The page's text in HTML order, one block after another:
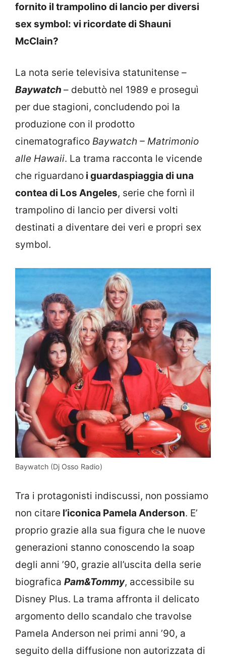
fornito il trampolino di lancio per diversi
sex symbol: vi ricordate di Shauni
McClain?
La nota serie televisiva statunitense –
Baywatch – debuttò nel 1989 e proseguì
per due stagioni, concludendo poi la
produzione con il prodotto
cinematografico Baywatch – Matrimonio
alle Hawaii. La trama racconta le vicende
che riguardano i guardaspiaggia di una
contea di Los Angeles, serie che fornì il
trampolino di lancio per diversi volti
destinati a diventare dei veri e propri sex
symbol.
Baywatch (Dj Osso Radio)
Tra i protagonisti indiscussi, non possiamo
non citare l’iconica Pamela Anderson. E’
proprio grazie alla sua figura che le nuove
generazioni stanno conoscendo la soap
degli anni ’90, grazie all’uscita della serie
biografica Pam&Tommy, accessibile su
Disney Plus. La trama affronta il delicato
argomento dello scandalo che travolse
Pamela Anderson nei primi anni ’90, a
seguito della diffusione non autorizzata di